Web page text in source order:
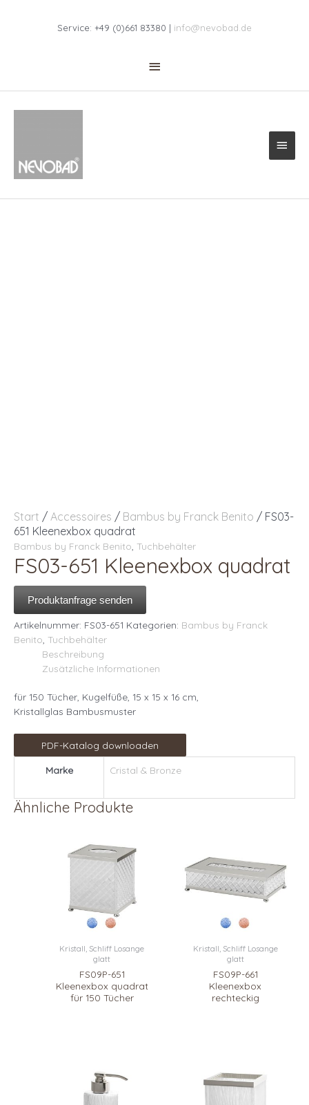
Service: +49 (0)661 83380 | info@nevobad.de
Header
Start / Accessoires / Bambus by Franck Benito / FS03-
651 Kleenexbox quadrat
Bambus by Franck Benito Tuchbehälter
FS03-651 Kleenexbox quadrat
Produktanfrage senden
Artikelnummer: FS03-651 Kategorien: Bambus by Franck
Benito Tuchbehälter
Beschreibung
Zusätzliche Informationen
für 150 Tücher, Kugelfüße, 15 x 15 x 16 cm,
Kristallglas Bambusmuster
PDF-Katalog downloaden
Marke Cristal & Bronze
Ähnliche Produkte
Kristall, Schliff Losange
glatt
FS09P-651
Kleenexbox quadrat
für 150 Tücher
Kristall, Schliff Losange
glatt
FS09P-661
Kleenexbox
rechteckig